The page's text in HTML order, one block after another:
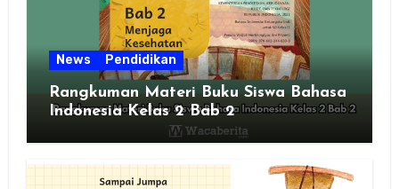
News Pendidikan
Rangkuman Materi Buku Siswa Bahasa
Indonesia Kelas 2 Bab 2